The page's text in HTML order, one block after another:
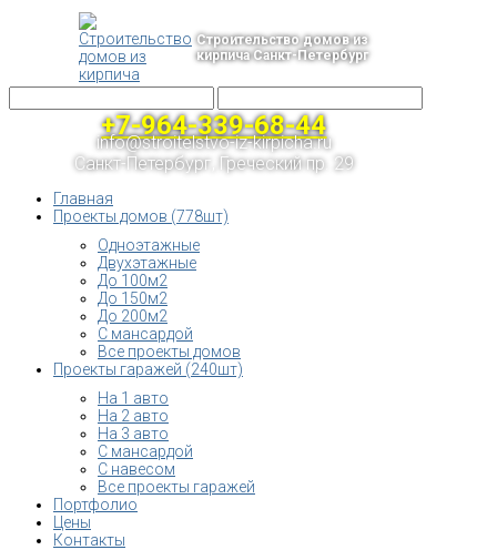
Строительство домов из
кирпича Санкт-Петербург
+7-964-339-68-44
info@stroitelstvo-iz-kirpicha.ru
Санкт-Петербург, Греческий пр. 29
Главная
Проекты домов (778шт)
Одноэтажные
Двухэтажные
До 100м2
До 150м2
До 200м2
С мансардой
Все проекты домов
Проекты гаражей (240шт)
На 1 авто
На 2 авто
На 3 авто
С мансардой
С навесом
Все проекты гаражей
Портфолио
Цены
Контакты